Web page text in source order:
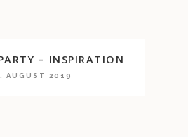
– INSPIRATION
AUGUST 2019